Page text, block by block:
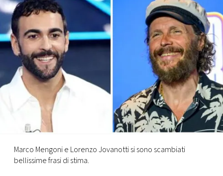
FOTO
CONCORSI
EVENTI
VIDEO
TV
PRINCIPATO
Marco Mengoni e Lorenzo Jovanotti si sono scambiati
bellissime frasi di stima.